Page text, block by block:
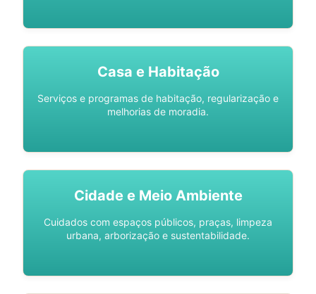
Casa e Habitação
Serviços e programas de habitação, regularização e
melhorias de moradia.
Cidade e Meio Ambiente
Cuidados com espaços públicos, praças, limpeza
urbana, arborização e sustentabilidade.